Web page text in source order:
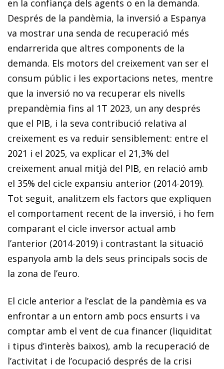
en la confiança dels agents o en la demanda.
Després de la pandèmia, la inversió a Espanya
va mostrar una senda de recuperació més
endarrerida que altres components de la
demanda. Els motors del creixement van ser el
consum públic i les exportacions netes, mentre
que la inversió no va recuperar els nivells
prepandèmia fins al 1T 2023, un any després
que el PIB, i la seva contribució relativa al
creixement es va reduir sensiblement: entre el
2021 i el 2025, va explicar el 21,3% del
creixement anual mitjà del PIB, en relació amb
el 35% del cicle expansiu anterior (2014-2019).
Tot seguit, analitzem els factors que expliquen
el comportament recent de la inversió, i ho fem
comparant el cicle inversor actual amb
l’anterior (2014-2019) i contrastant la situació
espanyola amb la dels seus principals socis de
la zona de l’euro.
El cicle anterior a l’esclat de la pandèmia es va
enfrontar a un entorn amb pocs ensurts i va
comptar amb el vent de cua financer (liquiditat
i tipus d’interès baixos), amb la recuperació de
l’activitat i de l’ocupació després de la crisi